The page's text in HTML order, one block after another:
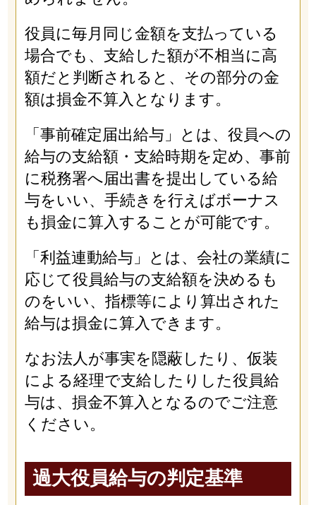
役員に毎月同じ金額を支払っている
場合でも、支給した額が不相当に高
額だと判断されると、その部分の金
額は損金不算入となります。
「事前確定届出給与」とは、役員への
給与の支給額・支給時期を定め、事前
に税務署へ届出書を提出している給
与をいい、手続きを行えばボーナス
も損金に算入することが可能です。
「利益連動給与」とは、会社の業績に
応じて役員給与の支給額を決めるも
のをいい、指標等により算出された
給与は損金に算入できます。
なお法人が事実を隠蔽したり、仮装
による経理で支給したりした役員給
与は、損金不算入となるのでご注意
ください。
過大役員給与の判定基準